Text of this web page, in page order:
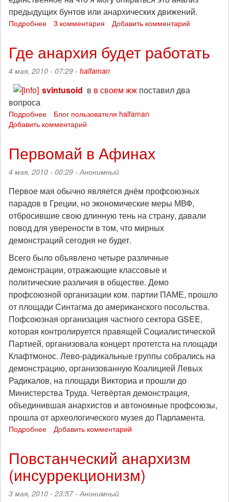
предыдущих бунтов или анархических движений.
Подробнее
что
нужно
остановиться...
3 комментария Добавить комментарий
Где анархия будет работать
4 мая, 2010 - 07:29 - halfaman
svintusoid в в своем жж поставил два
вопроса
Подробнее
Где
работать
Блог пользователя halfaman
Добавить комментарий
Первомай в Афинах
4 мая, 2010 - 00:29 -Анонимный
Первое мая обычно является днём профсоюзных
парадов в Греции, но экономические меры МВФ,
отбросившие свою длинную тень на страну, давали
повод для уверености в том, что мирных
демонстраций сегодня не будет.
Всего было объявлено четыре различные
демонстрации, отражающие классовые и
политические различия в обществе. Демо
профсоюзной организации ком. партии ПАМЕ, прошло
от площади Синтагма до американского посольства.
Пофсоюзная организация частного сектора GSEE,
которая контролируется правящей Социалистической
Партией, организовала концерт протетста на площади
Клафтмонос. Лево-радикальные группы собрались на
демонстрацию, организованную Коалицией Левых
Радикалов, на площади Викториа и прошли до
Министерства Труда. Четвёртая демонстрация,
объединившая анархистов и автономные профсоюзы,
прошла от археологического музея до Парламента.
Подробнее
Афинах
Добавить комментарий
Повстанческий анархизм
(инсуррекционизм)
3 мая, 2010 - 23:57 -Анонимный